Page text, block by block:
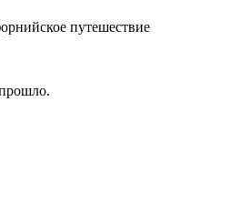
путешествие